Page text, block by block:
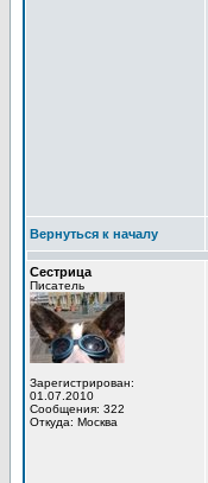
Вернуться к началу
Сестрица
Писатель
Зарегистрирован:
01.07.2010
Сообщения: 322
Откуда: Москва